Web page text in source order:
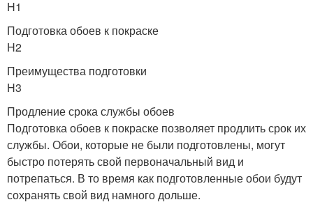
H1
Подготовка обоев к покраске
H2
Преимущества подготовки
H3
Продление срока службы обоев
Подготовка обоев к покраске позволяет продлить срок их
службы. Обои, которые не были подготовлены, могут
быстро потерять свой первоначальный вид и
потрепаться. В то время как подготовленные обои будут
сохранять свой вид намного дольше.